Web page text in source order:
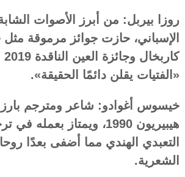
روزا بيربل: من أبرز الأصوات
الإسباني، حازت جوائز مرموقة مثل
«الفتيات يقلن دائمًا الحقيقة».
خيسوس أغوادو: شاعر ومترجم بارز
هيبيريون 1990، ويمتاز بعمله
التعبدي الهندي مما أضفى بعدًا
الشعرية.